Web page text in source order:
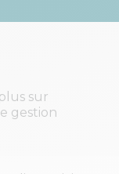
sur
gestion